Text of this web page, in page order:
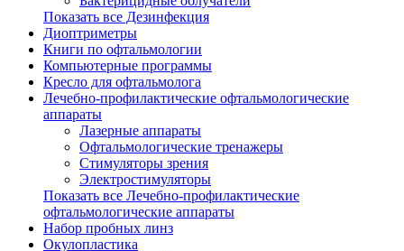
Показать все Дезинфекция
Диоптриметры
Книги по офтальмологии
Компьютерные программы
Кресло для офтальмолога
Лечебно-профилактические офтальмологические
аппараты
Лазерные аппараты
Офтальмологические тренажеры
Стимуляторы зрения
Электростимуляторы
Показать все Лечебно-профилактические
офтальмологические аппараты
Набор пробных линз
Окулопластика